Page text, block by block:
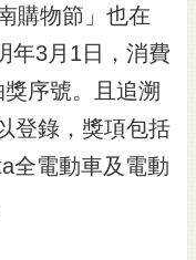
購物節」也在
年3月1日，消費
序號。且追溯
登錄，獎項包括
全電動車及電動